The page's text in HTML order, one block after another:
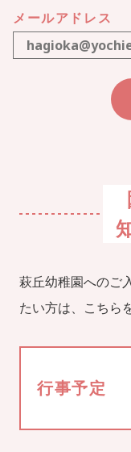
メールアドレス
萩丘幼稚園へのご
たい方は、こちら
行事予定